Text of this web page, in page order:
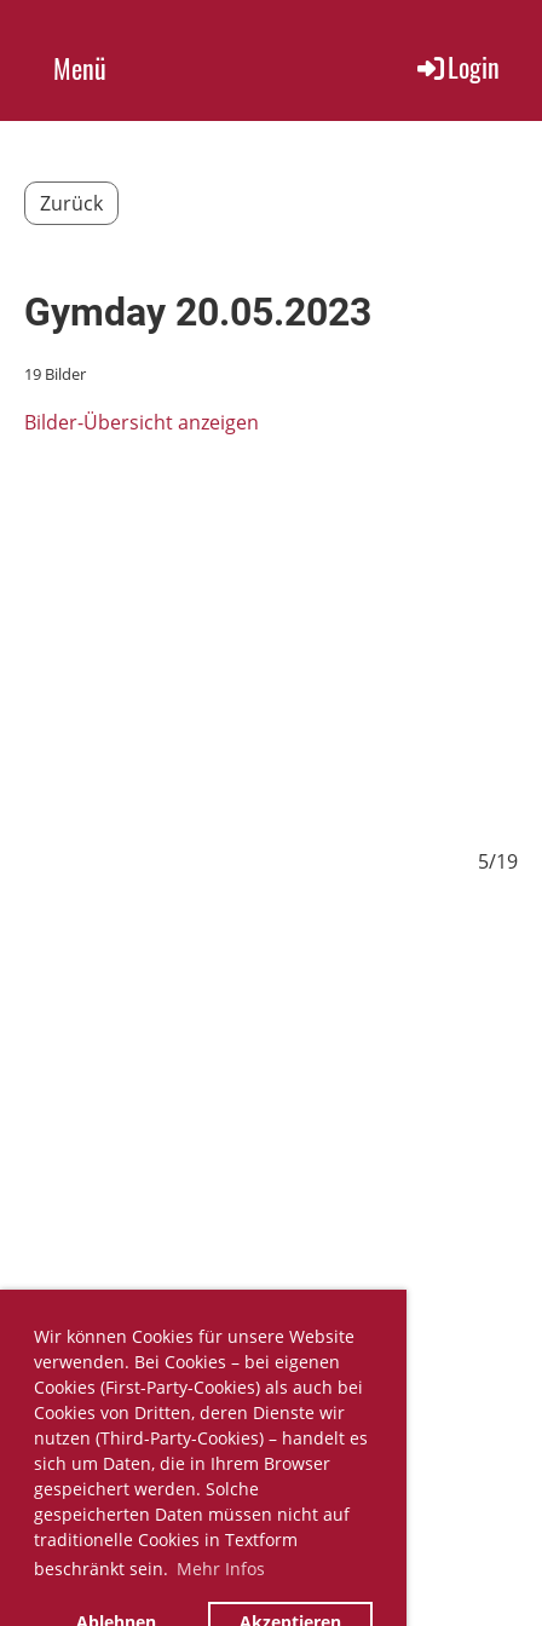
Wir können Cookies für unsere Website
verwenden. Bei Cookies – bei eigenen
Cookies (First-Party-Cookies) als auch bei
Cookies von Dritten, deren Dienste wir
nutzen (Third-Party-Cookies) – handelt es
sich um Daten, die in Ihrem Browser
gespeichert werden. Solche
gespeicherten Daten müssen nicht auf
traditionelle Cookies in Textform
beschränkt sein. Mehr Infos
Menü Login
Zurück
Gymday 20.05.2023
19 Bilder
Bilder-Übersicht anzeigen
5/19